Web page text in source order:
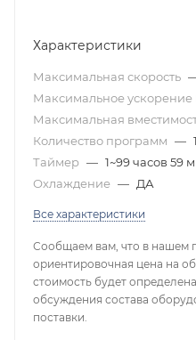
Характеристики
Максимальная скорость
Максимальное ускорение
Максимальная
Количество программ —
Таймер — 1~99 часов 59
Охлаждение — ДА
Все характеристики
Сообщаем вам, что в нашем
ориентировочная цена на
стоимость будет
обсуждения состава
поставки.